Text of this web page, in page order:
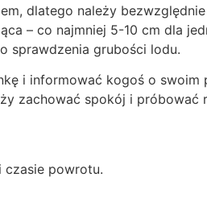
dlatego należy
– co najmniej 5-10 cm dla
sprawdzenia grubości lodu.
i informować kogoś o swoim
zachować spokój i próbować
czasie powrotu.